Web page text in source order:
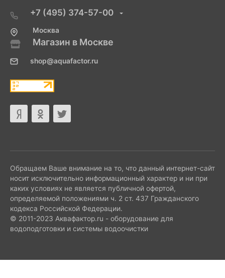
+7 (495) 374-57-00
Москва
Магазин в Москве
shop@aquafactor.ru
Обращаем Ваше внимание на то, что данный интернет-сайт
носит исключительно информационный характер и ни при
каких условиях не является публичной офертой,
определяемой положениями ч. 2 ст. 437 Гражданского
кодекса Российской Федерации.
© 2011-2023 Аквафактор.ru - оборудование для
водоподготовки и системы водоочистки